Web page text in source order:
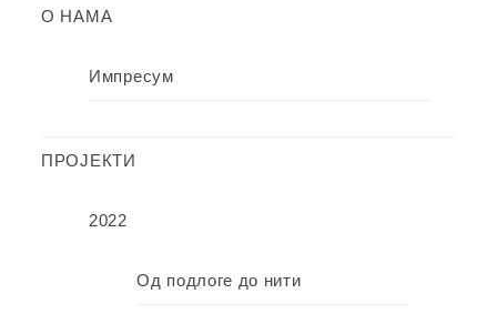
О НАМА
Импресум
ПРОЈЕКТИ
2022
Од подлоге до нити